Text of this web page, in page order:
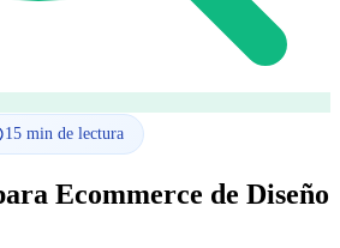
15 min de lectura
Ecommerce de Diseño